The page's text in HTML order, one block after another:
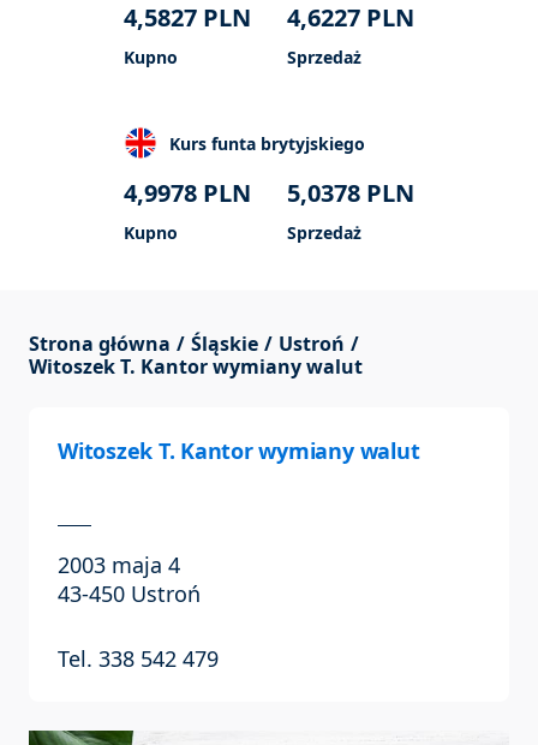
4,5827 PLN
Kupno
4,6227 PLN
Sprzedaż
Kurs funta brytyjskiego
4,9978 PLN
Kupno
5,0378 PLN
Sprzedaż
Strona główna Śląskie
Ustroń
Witoszek T. Kantor wymiany walut
Witoszek T. Kantor wymiany walut
2003 maja 4
43-450 Ustroń
Tel. 338 542 479